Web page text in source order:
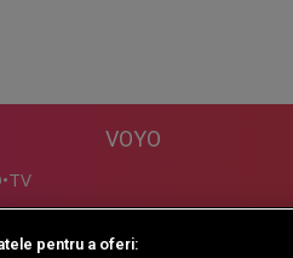
VOYO
pentru a oferi: